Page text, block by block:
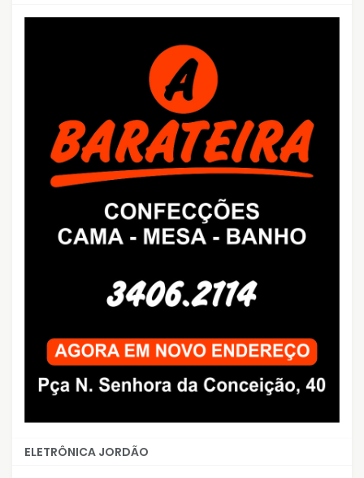
ELETRÔNICA JORDÃO